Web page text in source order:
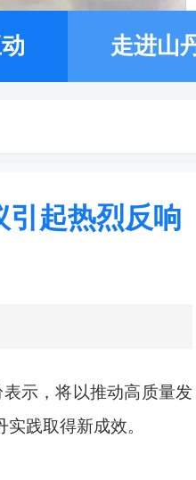
走进山
起热烈反响
示，将以推动高质量发
践取得新成效。